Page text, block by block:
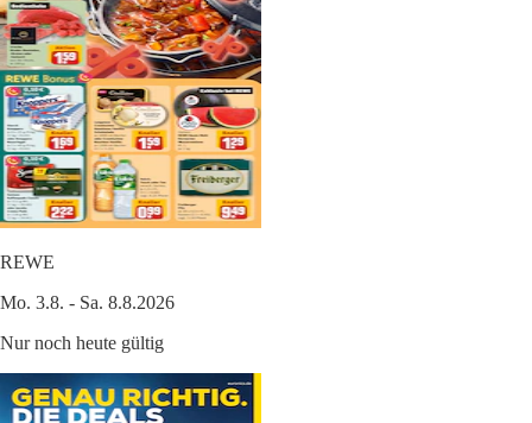
REWE
Mo. 3.8. - Sa. 8.8.2026
Nur noch heute gültig